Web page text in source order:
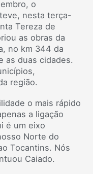
o
nesta terça-
Tereza de
as obras da
no km 344 da
as duas cidades.
região.
o mais rápido
a ligação
é um eixo
Norte do
Tocantins. Nós
Caiado.